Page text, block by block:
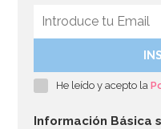
Botellita de leche
He leído y acepto la
Información Básica